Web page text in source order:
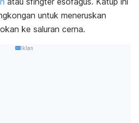
untuk meneruskan
ke saluran cerna.
Iklan